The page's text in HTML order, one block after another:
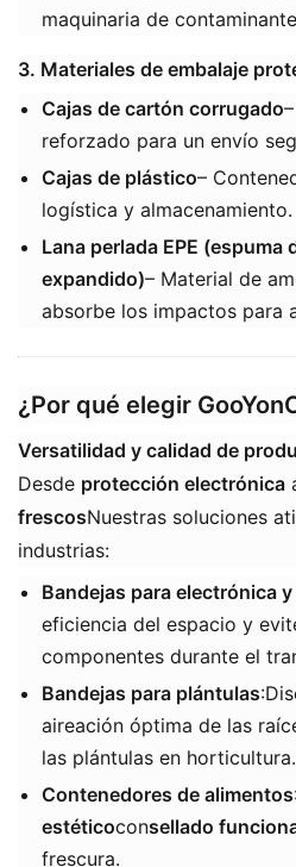
maquinaria de
3. Materiales de embalaje
Cajas de cartón corrugado
reforzado para un envío
Cajas de plástico​–
logística y almacenamiento.
Lana perlada EPE (espuma
expandido)​– Material de
absorbe los impactos para
¿Por qué elegir
Versatilidad y calidad de
Desde ​ protección electrónica
frescosNuestras soluciones
industrias:
Bandejas para electrónica
eficiencia del espacio y
componentes durante el
Bandejas para plántulas
aireación óptima de las
las plántulas en horticultura.
Contenedores de alimentos
estéticoconsellado
frescura.